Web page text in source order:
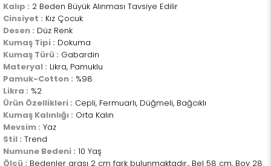
Kalıp : 2 Beden Büyük Alınması Tavsiye Edilir
Cinsiyet : Kız Çocuk
Desen : Düz Renk
Kumaş Tipi : Dokuma
Kumaş Türü : Gabardin
Materyal : Likra, Pamuklu
Pamuk-Cotton : %98
Likra : %2
Ürün Özellikleri : Cepli, Fermuarlı, Düğmeli, Bağcıklı
Kumaş Kalınlığı : Orta Kalın
Mevsim : Yaz
Stil : Trend
Numune Bedeni : 10 Yaş
Ölçü : Bedenler arası 2 cm fark bulunmaktadır., Bel 58 cm, Boy 28